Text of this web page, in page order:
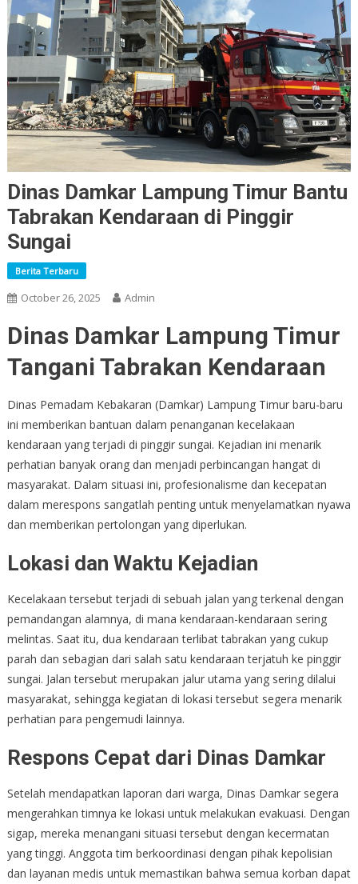
Dinas Damkar Lampung Timur Bantu
Tabrakan Kendaraan di Pinggir
Sungai
Berita Terbaru
October 26, 2025 Admin
Dinas Damkar Lampung Timur
Tangani Tabrakan Kendaraan
Dinas Pemadam Kebakaran (Damkar) Lampung Timur baru-baru
ini memberikan bantuan dalam penanganan kecelakaan
kendaraan yang terjadi di pinggir sungai. Kejadian ini menarik
perhatian banyak orang dan menjadi perbincangan hangat di
masyarakat. Dalam situasi ini, profesionalisme dan kecepatan
dalam merespons sangatlah penting untuk menyelamatkan nyawa
dan memberikan pertolongan yang diperlukan.
Lokasi dan Waktu Kejadian
Kecelakaan tersebut terjadi di sebuah jalan yang terkenal dengan
pemandangan alamnya, di mana kendaraan-kendaraan sering
melintas. Saat itu, dua kendaraan terlibat tabrakan yang cukup
parah dan sebagian dari salah satu kendaraan terjatuh ke pinggir
sungai. Jalan tersebut merupakan jalur utama yang sering dilalui
masyarakat, sehingga kegiatan di lokasi tersebut segera menarik
perhatian para pengemudi lainnya.
Respons Cepat dari Dinas Damkar
Setelah mendapatkan laporan dari warga, Dinas Damkar segera
mengerahkan timnya ke lokasi untuk melakukan evakuasi. Dengan
sigap, mereka menangani situasi tersebut dengan kecermatan
yang tinggi. Anggota tim berkoordinasi dengan pihak kepolisian
dan layanan medis untuk memastikan bahwa semua korban dapat